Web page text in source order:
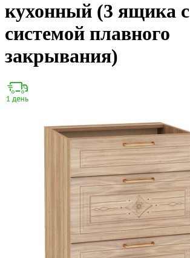
кухонный (3 ящика с
системой плавного
закрывания)